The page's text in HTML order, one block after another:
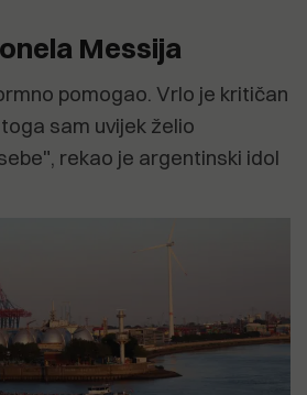
Messija
pomogao. Vrlo je kritičan
sam uvijek želio
rekao je argentinski idol